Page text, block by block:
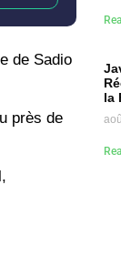
de Sadio
près de
la